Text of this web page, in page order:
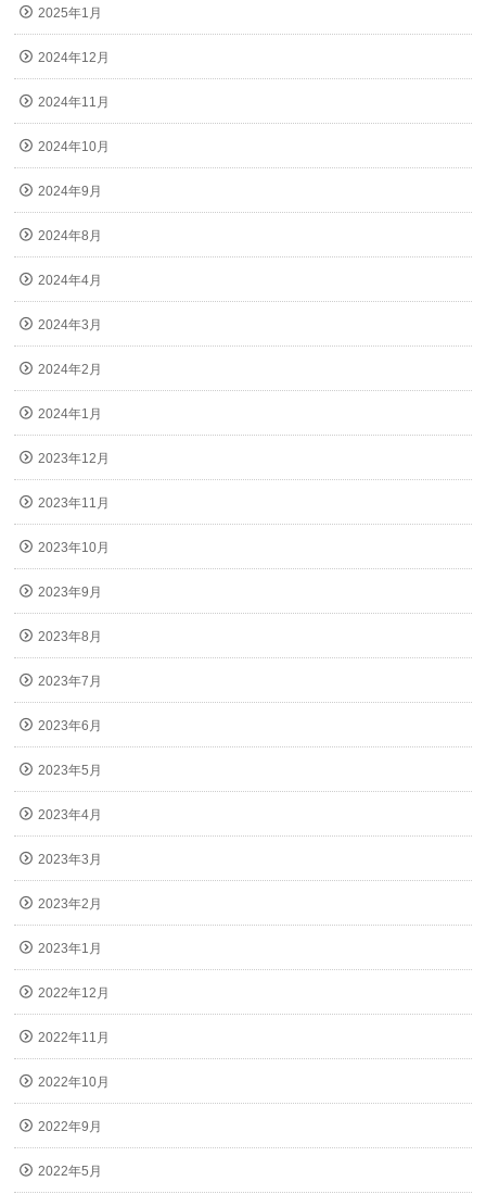
2025年1月
2024年12月
2024年11月
2024年10月
2024年9月
2024年8月
2024年4月
2024年3月
2024年2月
2024年1月
2023年12月
2023年11月
2023年10月
2023年9月
2023年8月
2023年7月
2023年6月
2023年5月
2023年4月
2023年3月
2023年2月
2023年1月
2022年12月
2022年11月
2022年10月
2022年9月
2022年5月